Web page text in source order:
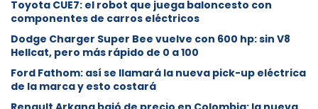
Toyota CUE7: el robot que juega baloncesto con
componentes de carros eléctricos
Dodge Charger Super Bee vuelve con 600 hp: sin V8
Hellcat, pero más rápido de 0 a 100
Ford Fathom: así se llamará la nueva pick-up eléctrica
de la marca y esto costará